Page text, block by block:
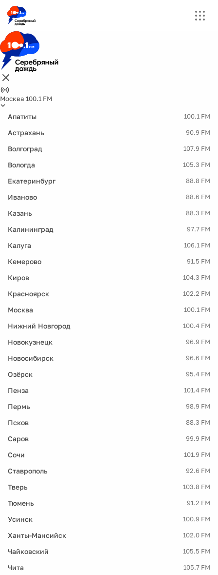
Москва 100.1 FM
Апатиты 100.1 FM
Астрахань 90.9 FM
Волгоград 107.9 FM
Вологда 105.3 FM
Екатеринбург 88.8 FM
Иваново 88.6 FM
Казань 88.3 FM
Калининград 97.7 FM
Калуга 106.1 FM
Кемерово 91.5 FM
Киров 104.3 FM
Красноярск 102.2 FM
Москва 100.1 FM
Нижний Новгород 100.4 FM
Новокузнецк 96.9 FM
Новосибирск 96.6 FM
Озёрск 95.4 FM
Пенза 101.4 FM
Пермь 98.9 FM
Псков 88.3 FM
Саров 99.9 FM
Сочи 101.9 FM
Ставрополь 92.6 FM
Тверь 103.8 FM
Тюмень 91.2 FM
Усинск 100.9 FM
Ханты-Мансийск 102.0 FM
Чайковский 105.5 FM
Чита 105.7 FM